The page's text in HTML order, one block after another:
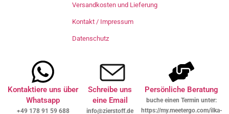
Versandkosten und Lieferung
Kontakt / Impressum
Datenschutz
Kontaktiere uns über
Whatsapp
+49 178 91 59 688
Schreibe uns
eine Email
info@zierstoff.de
Persönliche Beratung
buche einen Termin unter:
https://my.meetergo.com/ilka-